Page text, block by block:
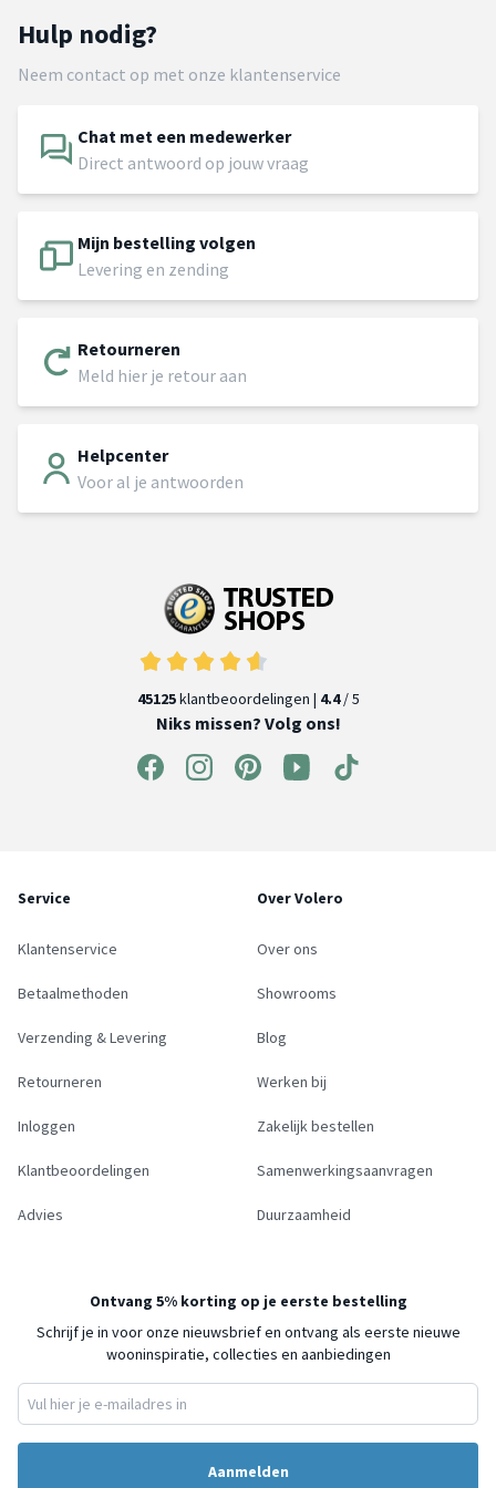
Hulp nodig?
Neem contact op met onze klantenservice
Chat met een medewerker
Direct antwoord op jouw vraag
Mijn bestelling volgen
Levering en zending
Retourneren
Meld hier je retour aan
Helpcenter
Voor al je antwoorden
45125klantbeoordelingen | 4.4/ 5
Niks missen? Volg ons!
Service
Klantenservice
Betaalmethoden
Verzending & Levering
Retourneren
Inloggen
Klantbeoordelingen
Advies
Over Volero
Over ons
Showrooms
Blog
Werken bij
Zakelijk bestellen
Samenwerkingsaanvragen
Duurzaamheid
Ontvang 5% korting op je eerste bestelling
Schrijf je in voor onze nieuwsbrief en ontvang als eerste nieuwe
wooninspiratie, collecties en aanbiedingen
Aanmelden